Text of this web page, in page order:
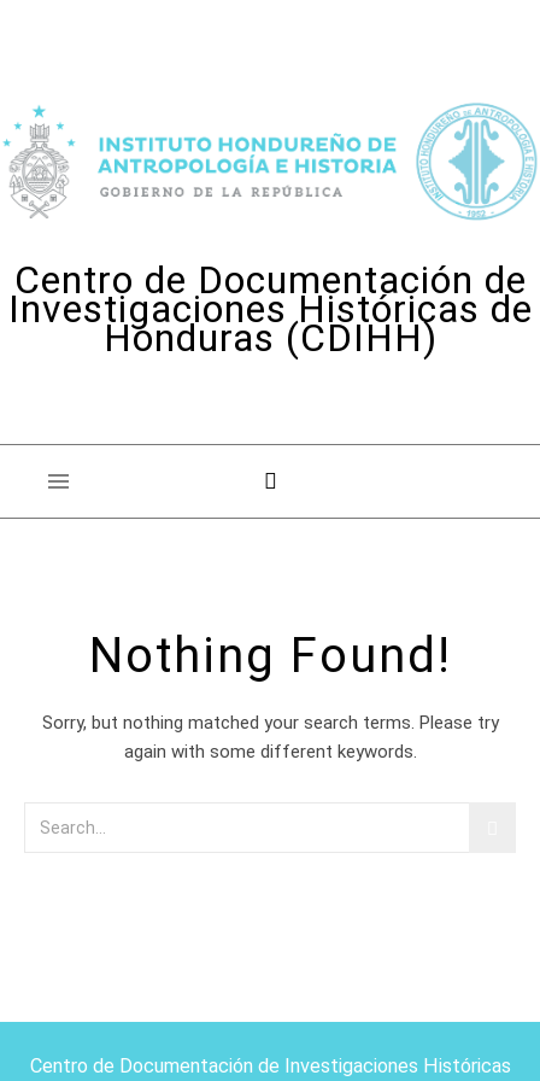
Centro de Documentación de
Investigaciones Históricas de
Honduras (CDIHH)
Nothing Found!
Sorry, but nothing matched your search terms. Please try
again with some different keywords.
Centro de Documentación de Investigaciones Históricas